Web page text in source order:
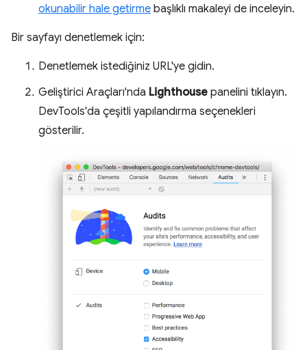
okunabilir hale getirme başlıklı makaleyi de inceleyin.
Bir sayfayı denetlemek için:
Denetlemek istediğiniz URL'ye gidin.
Geliştirici Araçları'nda Lighthouse panelini tıklayın.
DevTools'da çeşitli yapılandırma seçenekleri
gösterilir.